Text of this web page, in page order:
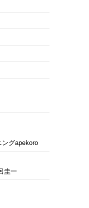
グapekoro
圭一